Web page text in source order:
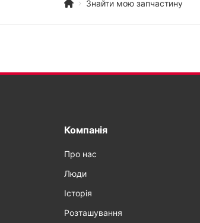
Знайти мою запчастину
Компанія
Про нас
Люди
Історія
Розташування